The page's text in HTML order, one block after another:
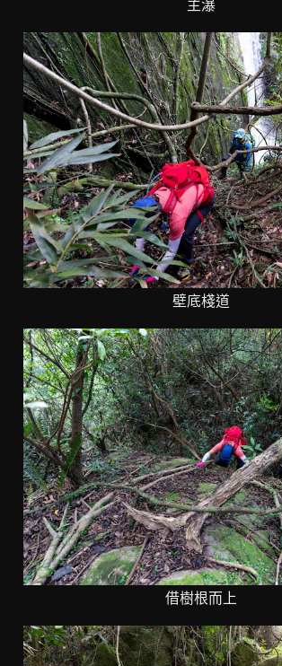
主瀑
壁底棧道
借樹根而上